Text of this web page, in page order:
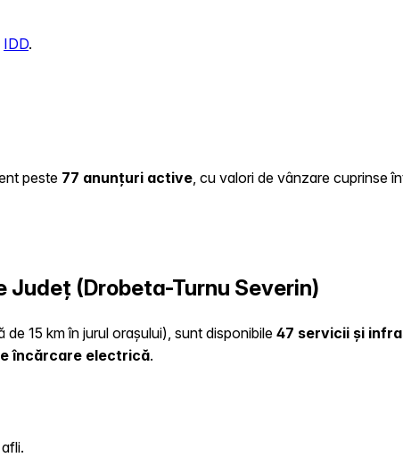
IDD.
peste 77 anunțuri active , cu valori de vânzare cuprinse
(Drobeta-Turnu Severin)
15 km în jurul orașului), sunt disponibile47 servicii și
încărcare electrică.